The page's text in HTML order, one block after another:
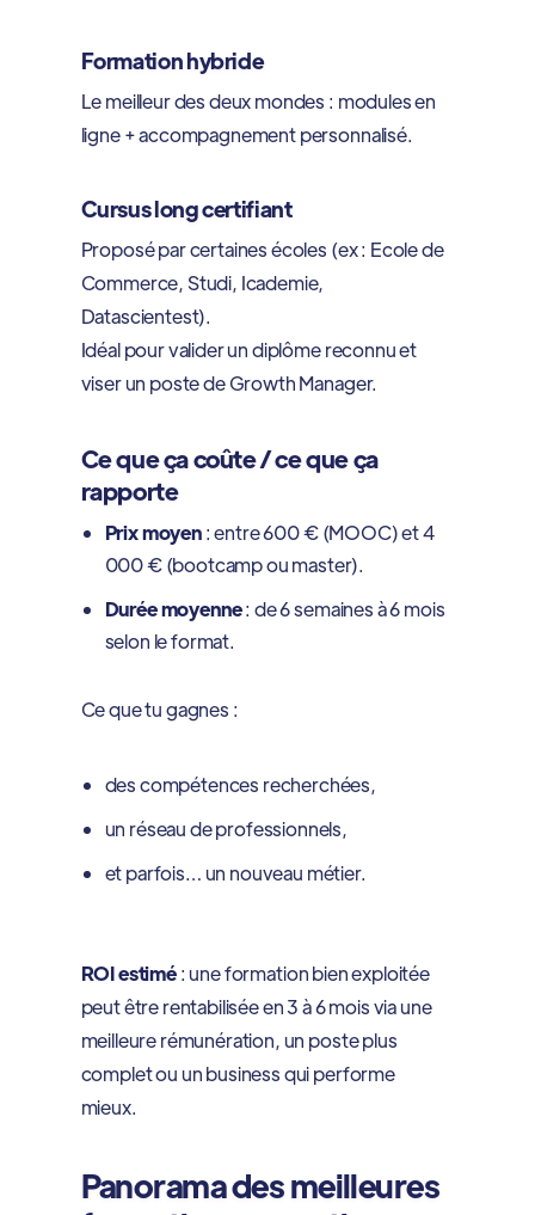
Formation hybride
Le meilleur des deux mondes : modules en
ligne + accompagnement personnalisé.
Cursus long certifiant
Proposé par certaines écoles (ex : Ecole de
Commerce, Studi, Icademie,
Datascientest).
Idéal pour valider un diplôme reconnu et
viser un poste de Growth Manager.
Ce que ça coûte / ce que ça
rapporte
Prix moyen: entre 600 € (MOOC) et 4
000 € (bootcamp ou master).
Durée moyenne: de 6 semaines à 6 mois
selon le format.
Ce que tu gagnes :
des compétences recherchées,
un réseau de professionnels,
et parfois… un nouveau métier.
ROI estimé: une formation bien exploitée
peut être rentabilisée en 3 à 6 mois via une
meilleure rémunération, un poste plus
complet ou un business qui performe
mieux.
Panorama des meilleures